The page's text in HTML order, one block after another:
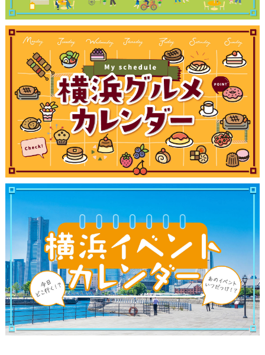
観光ガイド
ランキング
ブログ記事
サイトについて